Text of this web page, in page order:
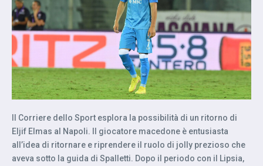
Il Corriere dello Sport esplora la possibilità di un ritorno di
Eljif Elmas al Napoli. Il giocatore macedone è entusiasta
all’idea di ritornare e riprendere il ruolo di jolly prezioso che
aveva sotto la guida di Spalletti. Dopo il periodo con il Lipsia,